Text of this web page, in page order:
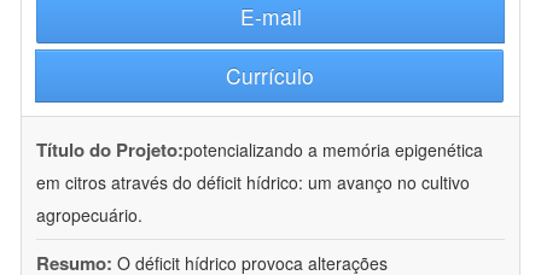
E-mail
Currículo
Título do Projeto:potencializando a memória epigenética
em citros através do déficit hídrico: um avanço no cultivo
agropecuário.
Resumo: O déficit hídrico provoca alterações